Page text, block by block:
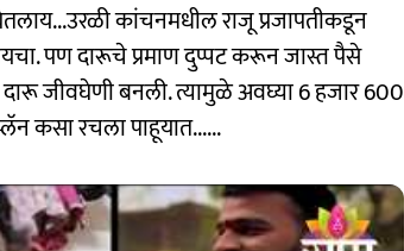
कांचनमधील राजू प्रजापतीकडून
पण दारूचे प्रमाण दुप्पट करून जास्त पैसे
जीवघेणी बनली. त्यामुळे अवघ्या 6 हजार 600
कसा रचला पाहूयात......